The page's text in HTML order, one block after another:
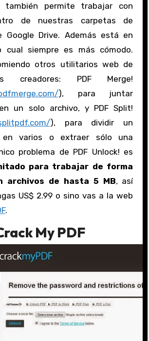
también permite trabajar con
de nuestras carpetas de
Google Drive. Además está en
cual siempre es más cómodo.
otros utilitarios web de
creadores: PDF Merge!
), para juntar
un solo archivo, y PDF Split!
), para dividir un
en varios o extraer sólo una
problema de PDF Unlock! es
para trabajar de forma
archivos de hasta 5 MB, así
US$ 2.99 o sino vas a la web
.
My PDF